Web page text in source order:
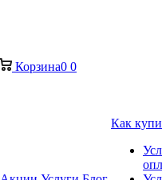
Корзина0 0
Как